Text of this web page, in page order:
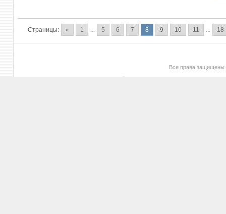
Страницы: « 1 ... 5 6 7 8 9 10 11 ... 18
Все права